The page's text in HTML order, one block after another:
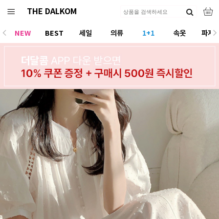
THE DALKOM
NEW BEST 세일 의류 1+1 속옷
파자